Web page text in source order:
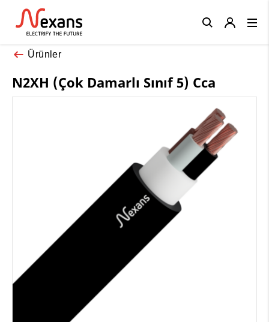
Ürünler
N2XH (Çok Damarlı Sınıf 5) Cca
Close